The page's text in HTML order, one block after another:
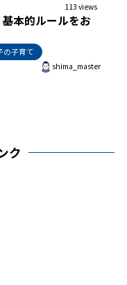
113 views
本的ルールをお
の子育て
shima_master
ク